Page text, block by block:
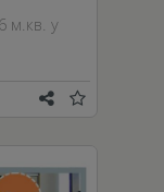
м.кв. у